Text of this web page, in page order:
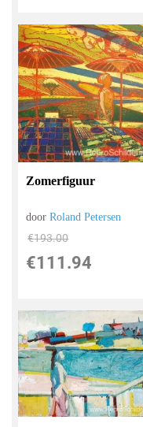
Zomerfiguur
doorRoland Petersen
€193.00
€111.94